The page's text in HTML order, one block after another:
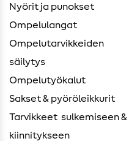
Nyörit ja punokset
Ompelulangat
Ompelutarvikkeiden ​
säilytys
Ompelutyökalut
Sakset & pyöröleikkurit
Tarvikkeet ​ sulkemiseen &
kiinnitykseen